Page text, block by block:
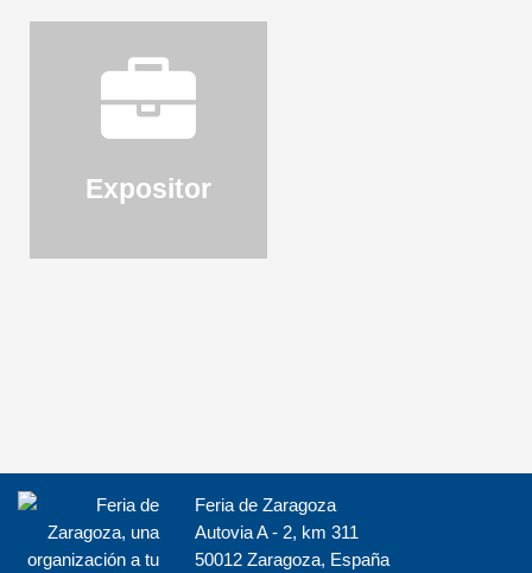
Expositor
Feria de Zaragoza
Autovia A - 2, km 311
50012 Zaragoza, España